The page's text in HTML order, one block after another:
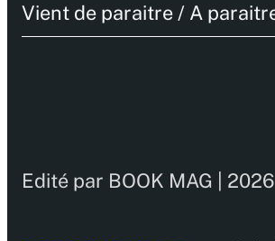
Vient de paraitre / A
Edité par BOOK MAG | 2026